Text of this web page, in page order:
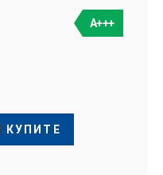
A+++
КУПИТЕ